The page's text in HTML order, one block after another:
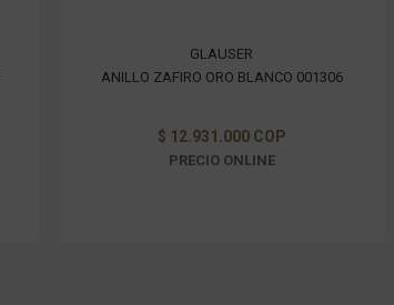
GLAUSER
ANILLO ZAFIRO ORO BLANCO 001306
$ 12.931.000 COP
PRECIO ONLINE